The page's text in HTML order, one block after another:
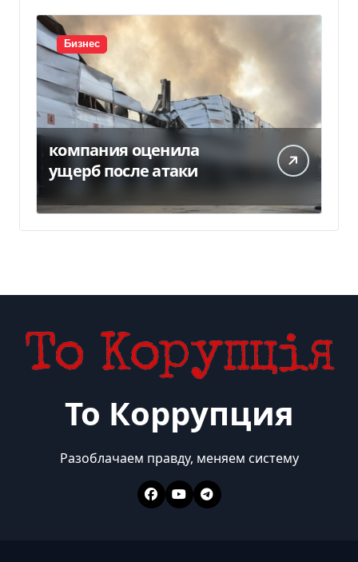
Бизнес
компания оценила
ущерб после атаки
То Коррупция
Разоблачаем правду, меняем систему